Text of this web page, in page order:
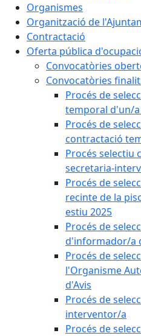
Organismes
Organització de
Contractació
Oferta pública
Convocatòries
Convocatòries
Procés de
temporal d'un/
Procés de
contractació
Procés selectiu
secretaria-
Procés de
recinte de la
estiu 2025
Procés de
d'informador/a
Procés de
l'Organisme
d'Avis
Procés de
interventor/a
Procés de